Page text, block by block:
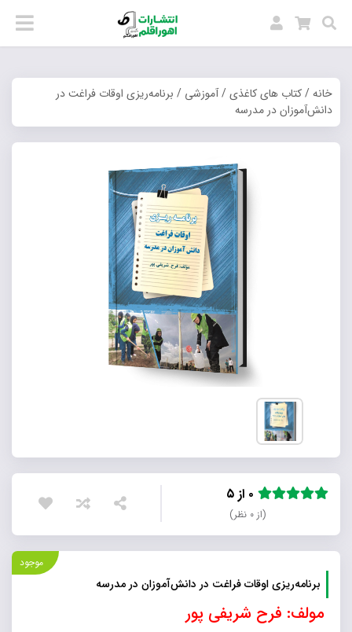
خانه/کتاب های کاغذی/آموزشی / برنامه‌ریزی اوقات فراغت در
دانش‌آموزان در مدرسه
(از ۰ نظر)
موجود
برنامه‌ریزی اوقات فراغت در دانش‌آموزان در مدرسه
مولف: فرح شریفی پور